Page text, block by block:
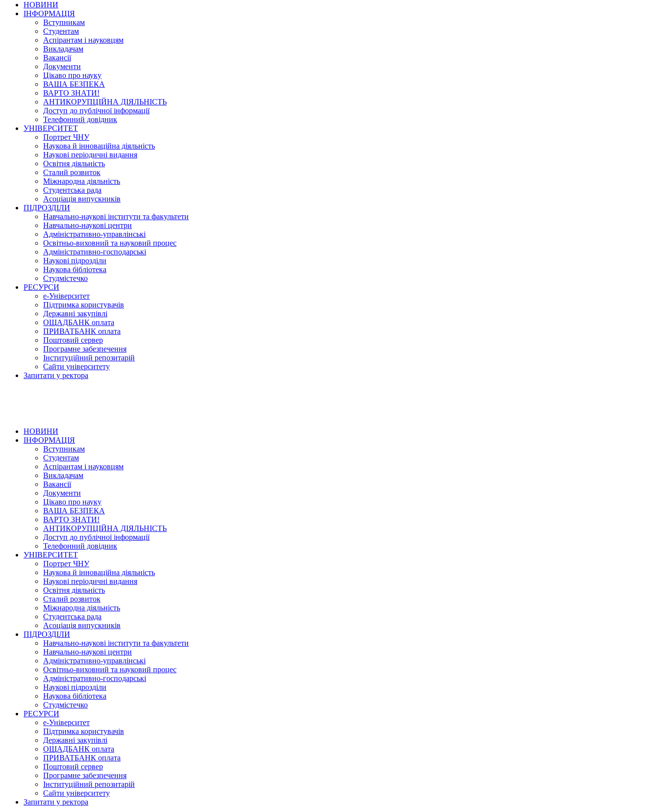
НОВИНИ
ІНФОРМАЦІЯ
Вступникам
Студентам
Аспірантам і науковцям
Викладачам
Вакансії
Документи
Цікаво про науку
ВАША БЕЗПЕКА
ВАРТО ЗНАТИ!
АНТИКОРУПЦІЙНА ДІЯЛЬНІСТЬ
Доступ до публічної інформації
Телефонний довідник
УНІВЕРСИТЕТ
Портрет ЧНУ
Наукова й інноваційна діяльність
Наукові періодичні видання
Освітня діяльність
Сталий розвиток
Міжнародна діяльність
Студентська рада
Асоціація випускників
ПІДРОЗДІЛИ
Навчально-наукові інститути та факультети
Навчально-наукові центри
Адміністративно-управлінські
Освітньо-виховний та науковий процес
Адміністративно-господарські
Наукові підрозділи
Наукова бібліотека
Студмістечко
РЕСУРСИ
е-Університет
Підтримка користувачів
Державні закупівлі
ОЩАДБАНК оплата
ПРИВАТБАНК оплата
Поштовий сервер
Програмне забезпечення
Інституційний репозитарій
Сайти університету
Запитати у ректора
НОВИНИ
ІНФОРМАЦІЯ
Вступникам
Студентам
Аспірантам і науковцям
Викладачам
Вакансії
Документи
Цікаво про науку
ВАША БЕЗПЕКА
ВАРТО ЗНАТИ!
АНТИКОРУПЦІЙНА ДІЯЛЬНІСТЬ
Доступ до публічної інформації
Телефонний довідник
УНІВЕРСИТЕТ
Портрет ЧНУ
Наукова й інноваційна діяльність
Наукові періодичні видання
Освітня діяльність
Сталий розвиток
Міжнародна діяльність
Студентська рада
Асоціація випускників
ПІДРОЗДІЛИ
Навчально-наукові інститути та факультети
Навчально-наукові центри
Адміністративно-управлінські
Освітньо-виховний та науковий процес
Адміністративно-господарські
Наукові підрозділи
Наукова бібліотека
Студмістечко
РЕСУРСИ
е-Університет
Підтримка користувачів
Державні закупівлі
ОЩАДБАНК оплата
ПРИВАТБАНК оплата
Поштовий сервер
Програмне забезпечення
Інституційний репозитарій
Сайти університету
Запитати у ректора